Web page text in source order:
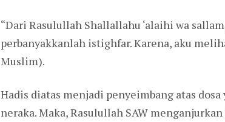
“Dari Rasulullah Shallallahu ‘alaihi wa
perbanyakkanlah istighfar. Karena, aku
Muslim).
Hadis diatas menjadi penyeimbang atas
neraka. Maka, Rasulullah SAW